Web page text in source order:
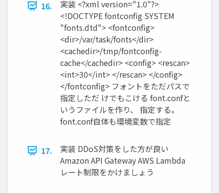
16.
実装 <?xml version="1.0"?>
<!DOCTYPE fontconfig SYSTEM
"fonts.dtd"> <fontconfig>
<dir>/var/task/fonts</dir>
<cachedir>/tmp/fontconfig-
cache</cachedir> <config> <rescan>
<int>30</int> </rescan> </config>
</fontconfig> フォントをただパスで
指定しただ けでもこける font.confと
いうファイルを作り、 指定する。
font.conf自体も環境変数で指定
17.
実装 DDoS対策をした方が良い
Amazon API Gateway AWS Lambda
レート制限をかけましょう